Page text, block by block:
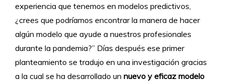
experiencia que tenemos en modelos predictivos,
¿crees que podríamos encontrar la manera de hacer
algún modelo que ayude a nuestros profesionales
durante la pandemia?” Días después ese primer
planteamiento se tradujo en una investigación gracias
a la cual se ha desarrollado un nuevo y eficaz modelo